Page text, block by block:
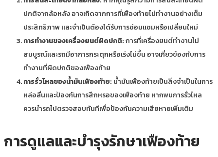
ปกติจากล้อหลัง อาจเกิดจากการที่เฟืองท้ายไม่ทำงานอย่างเต็ม
ประสิทธิภาพ และจำเป็นต้องได้รับการซ่อมแซมหรือเปลี่ยนใหม่
การทำงานของเครื่องยนต์ผิดปกติ:การที่เครื่องยนต์ทำงานไม่
สมบูรณ์และรถมีอาการกระตุกหรือเร่งไม่ขึ้น อาจเกี่ยวข้องกับการ
ทำงานที่ผิดปกติของเฟืองท้าย
การรั่วไหลของน้ำมันเฟืองท้าย: น้ำมันเฟืองท้ายเป็นสิ่งจำเป็นในการ
หล่อลื่นและป้องกันการสึกหรอของเฟืองท้าย หากพบการรั่วไหล
ควรนำรถไปตรวจสอบทันทีเพื่อป้องกันความเสียหายเพิ่มเติม
การดูแลและบำรุงรักษาเฟืองท้าย